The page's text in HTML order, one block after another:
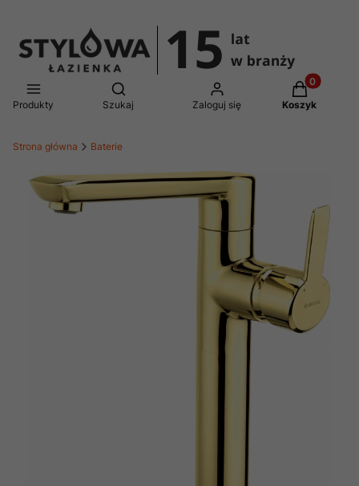
Produkty
Otwórz wyszukiwarkę
Szukaj Zaloguj się
Produkty
Koszyk
Strona główna Baterie